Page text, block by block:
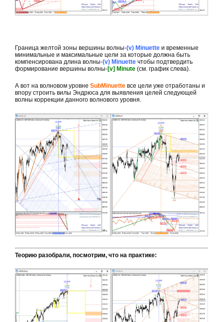
Граница желтой зоны вершины волны-(v) Minuette и временные
минимальные и максимальные цели за которые должна быть
компенсирована длина волны-(v) Minuette чтобы подтвердить
формирование вершины волны-[v] Minute (см. график слева).
А вот на волновом уровне SubMinuette все цели уже отработаны и
впору строить вилы Эндрюса для выявления целей следующей
волны коррекции данного волнового уровня.
Теорию разобрали, посмотрим, что на практике: